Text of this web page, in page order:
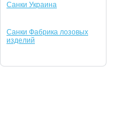
Санки Украина
Санки Фабрика лозовых
изделий